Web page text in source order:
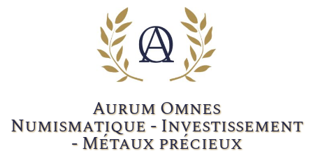
Aurum Omnes
Numismatique - Investissement
- Métaux précieux